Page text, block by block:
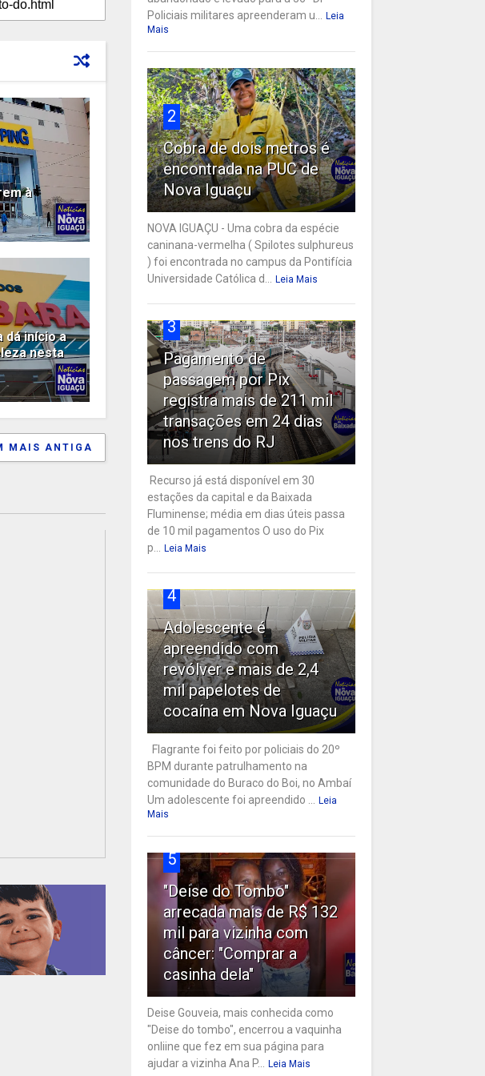
à
dá início a
nesta
MAIS ANTIGA
Policiais militares apreenderam u...
Leia
Mais
2
Cobra de dois metros é
encontrada na PUC de
Nova Iguaçu
NOVA IGUAÇU - Uma cobra da espécie
caninana-vermelha ( Spilotes sulphureus
) foi encontrada no campus da Pontifícia
Universidade Católica d...
Leia Mais
3
Pagamento de
passagem por Pix
registra mais de 211 mil
transações em 24 dias
nos trens do RJ
Recurso já está disponível em 30
estações da capital e da Baixada
Fluminense; média em dias úteis passa
de 10 mil pagamentos O uso do Pix
p...
Leia Mais
4
Adolescente é
apreendido com
revólver e mais de 2,4
mil papelotes de
cocaína em Nova Iguaçu
Flagrante foi feito por policiais do 20º
BPM durante patrulhamento na
comunidade do Buraco do Boi, no Ambaí
Um adolescente foi apreendido ...
Leia
Mais
5
"Deise do Tombo"
arrecada mais de R$ 132
mil para vizinha com
câncer: "Comprar a
casinha dela"
Deise Gouveia, mais conhecida como
"Deise do tombo", encerrou a vaquinha
onliine que fez em sua página para
ajudar a vizinha Ana P...
Leia Mais